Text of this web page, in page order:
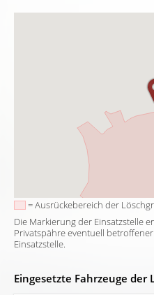
= Ausrückebereich der
Die Markierung der Einsatzstelle
Privatspähre eventuell
Einsatzstelle.
Eingesetzte Fahrzeuge der